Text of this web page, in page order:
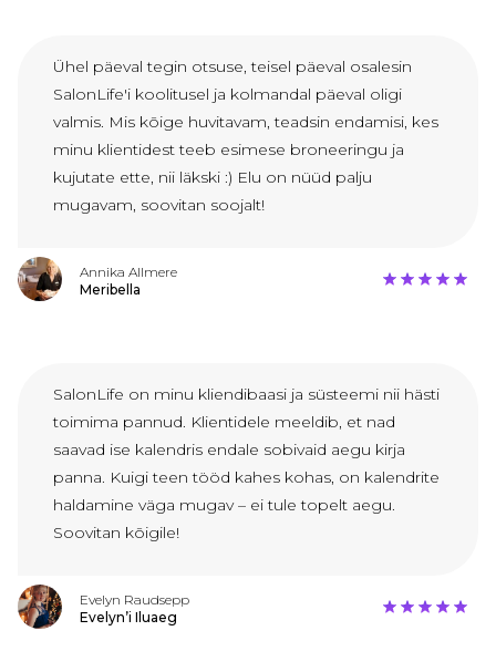
Ühel päeval tegin otsuse, teisel päeval osalesin
SalonLife'i koolitusel ja kolmandal päeval oligi
valmis. Mis kõige huvitavam, teadsin endamisi, kes
minu klientidest teeb esimese broneeringu ja
kujutate ette, nii läkski :) Elu on nüüd palju
mugavam, soovitan soojalt!
Annika Allmere
Meribella
SalonLife on minu kliendibaasi ja süsteemi nii hästi
toimima pannud. Klientidele meeldib, et nad
saavad ise kalendris endale sobivaid aegu kirja
panna. Kuigi teen tööd kahes kohas, on kalendrite
haldamine väga mugav – ei tule topelt aegu.
Soovitan kõigile!
Evelyn Raudsepp
Evelyn’i Iluaeg